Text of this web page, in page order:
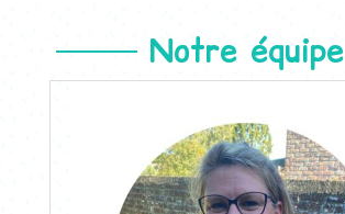
Notre équipe